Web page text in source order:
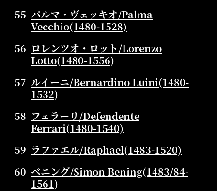
55 パルマ・ヴェッキオ/Palma
Vecchio(1480-1528)
56 ロレンツオ・ロット/Lorenzo
Lotto(1480-1556)
57 ルイーニ/Bernardino Luini(1480-
1532)
58 フェラーリ/Defendente
Ferrari(1480-1540)
59 ラファエル/Raphael(1483-1520)
60 ベニング/Simon Bening(1483/84-
1561)